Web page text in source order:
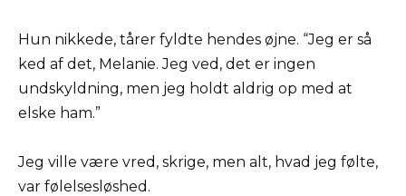
Hun nikkede, tårer fyldte hendes øjne. “Jeg er så
ked af det, Melanie. Jeg ved, det er ingen
undskyldning, men jeg holdt aldrig op med at
elske ham.”
Jeg ville være vred, skrige, men alt, hvad jeg følte,
var følelsesløshed.